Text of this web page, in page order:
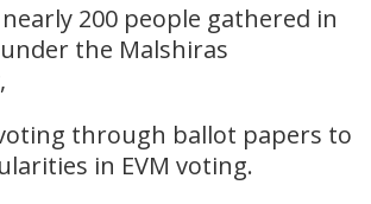
200 people gathered in
the Malshiras
through ballot papers to
in EVM voting.